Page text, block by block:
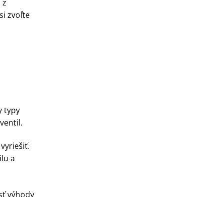
zvoľte
typy
a
výhody